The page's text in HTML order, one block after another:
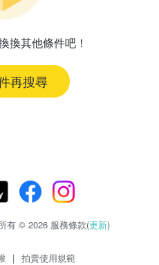
換其他條件吧！
再搜尋
有 © 2026 服務條款(更新)
| 拍賣使用規範